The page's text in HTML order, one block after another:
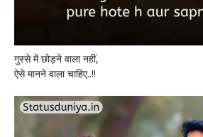
गुस्से में छोड़ने वाला नहीं,
ऐसे मानने वाला चाहिए..!!